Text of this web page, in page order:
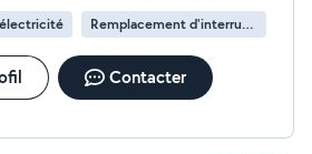
Remplacement d'interrupteur
Contacter